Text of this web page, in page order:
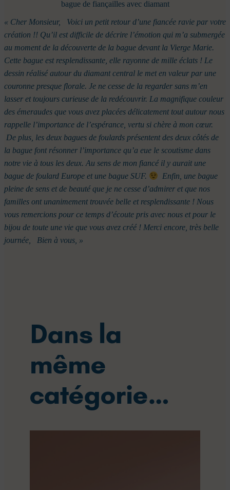
bague de fiançailles avec diamant
« Cher Monsieur,
Voici un petit retour d’une fiancée ravie par votre
création !! Qu’il est difficile de décrire l’émotion qui m’a submergée
au moment de la découverte de la bague devant la Vierge Marie.
Cette bague est resplendissante, elle rayonne de mille éclats ! Le
dessin réalisé autour du diamant central le met en valeur par une
couronne presque florale. Je ne cesse de la regarder sans m’en
lasser et toujours curieuse de la redécouvrir. La magnifique couleur
des émeraudes que vous avez placées délicatement tout autour nous
rappelle l’importance de l’espérance, vertu si chère à mon cœur.
De plus, les deux bagues de foulards présentent des deux côtés de
la bague font résonner l’importance qu’a eue le scoutisme dans
notre vie à tous les deux. Au sens de mon fiancé il y aurait une
bague de foulard Europe et une bague SUF.
Enfin, une bague
pleine de sens et de beauté que je ne cesse d’admirer et que nos
familles ont unanimement trouvée belle et resplendissante ! Nous
vous remercions pour ce temps d’écoute pris avec nous et pour le
bijou de toute une vie que vous avez créé ! Merci encore, très belle
journée,
Bien à vous, »
Dans la
même
catégorie…